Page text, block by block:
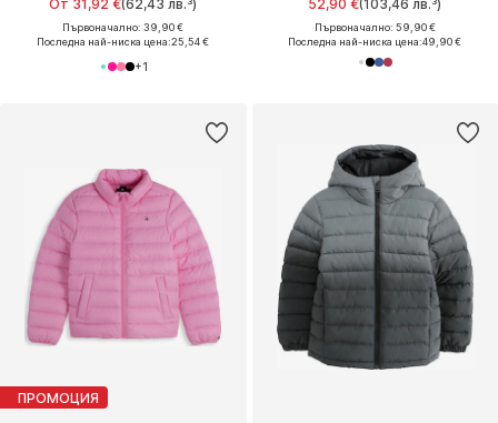
От 31,92 €(62,43 лв.³)
Първоначално: 39,90 €
Последна най-ниска цена:25,54 €
+1
52,90 €(103,46 лв.³)
Първоначално: 59,90 €
Последна най-ниска цена:49,90 €
ПРОМОЦИЯ